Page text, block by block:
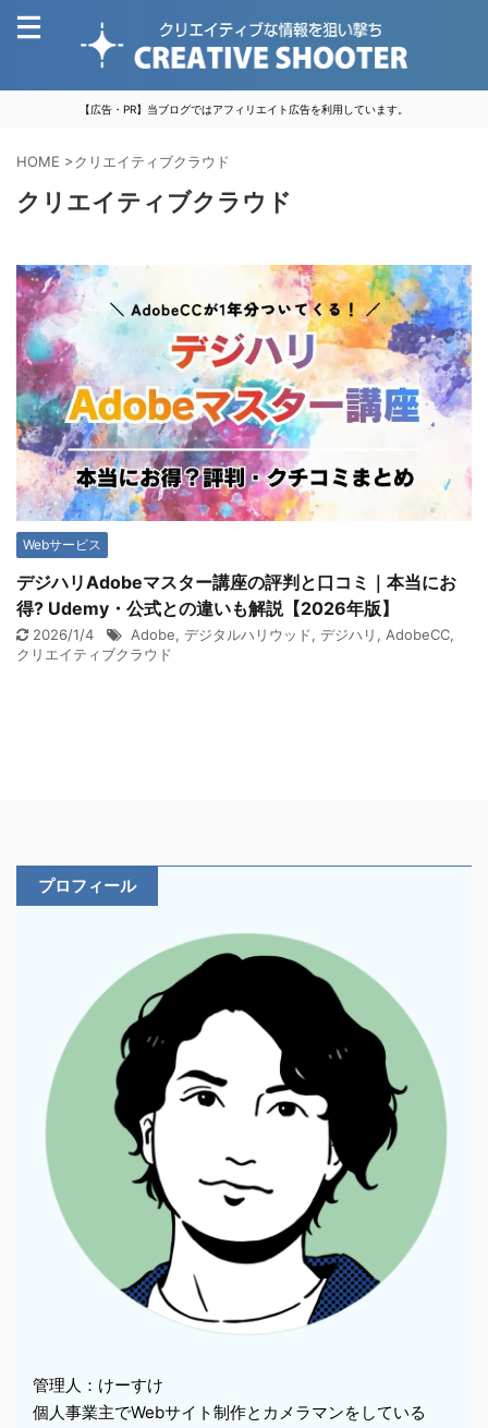
【広告・PR】当ブログではアフィリエイト広告を利用しています。
HOME >クリエイティブクラウド
クリエイティブクラウド
Webサービス
デジハリAdobeマスター講座の評判と口コミ｜本当にお
得? Udemy・公式との違いも解説【2026年版】
2026/1/4 Adobe, デジタルハリウッド, デジハリ , AdobeCC,
クリエイティブクラウド
プロフィール
管理人：けーすけ
個人事業主でWebサイト制作とカメラマンをしている